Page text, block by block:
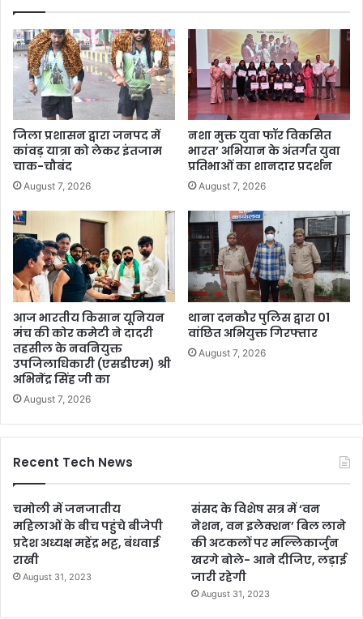
जिला प्रशासन द्वारा जनपद में
कांवड़ यात्रा को लेकर इंतजाम
चाक-चौबंद
August 7, 2026
नशा मुक्त युवा फॉर विकसित
भारत’ अभियान के अंतर्गत युवा
प्रतिभाओं का शानदार प्रदर्शन
August 7, 2026
आज भारतीय किसान यूनियन
मंच की कोर कमेटी ने दादरी
तहसील के नवनियुक्त
उपजिलाधिकारी (एसडीएम) श्री
अभिनेंद्र सिंह जी का
August 7, 2026
थाना दनकौर पुलिस द्वारा 01
वांछित अभियुक्त गिरफ्तार
August 7, 2026
Recent Tech News
चमोली में जनजातीय
महिलाओं के बीच पहुंचे बीजेपी
प्रदेश अध्यक्ष महेंद्र भट्ट, बंधवाई
राखी
August 31, 2023
संसद के विशेष सत्र में ‘वन
नेशन, वन इलेक्शन’ बिल लाने
की अटकलों पर मल्लिकार्जुन
खरगे बोले- आने दीजिए, लड़ाई
जारी रहेगी
August 31, 2023